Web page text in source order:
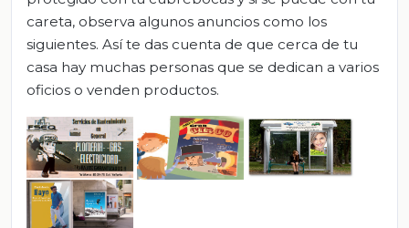
careta, observa algunos anuncios como los
siguientes. Así te das cuenta de que cerca de tu
casa hay muchas personas que se dedican a varios
oficios o venden productos.